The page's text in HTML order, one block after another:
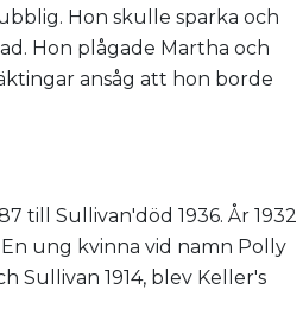
Hon skulle sparka och
Hon plågade Martha och
ansåg att hon borde
till Sullivan'död 1936. År 1932
ung kvinna vid namn Polly
Sullivan 1914, blev Keller's